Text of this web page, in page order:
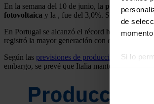
de
Si lo
En la semana del 10 de junio, la producción
fotovoltaica y la , fue del 3,0%. Sin embargo,
En Portugal se alcanzó el récord histórico de
registró la mayor generación con esta
Según las previsiones de producción solarde
embargo, se prevé que Italia mantenga la